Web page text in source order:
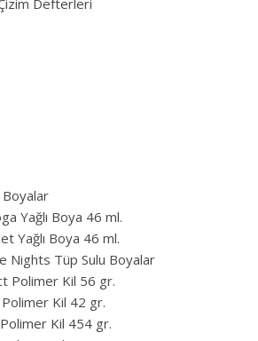
Defterleri
Yağlı Boya 46 ml.
Yağlı Boya 46 ml.
Nights Tüp Sulu Boyalar
Polimer Kil 56 gr.
Kil 42 gr.
Kil 454 gr.